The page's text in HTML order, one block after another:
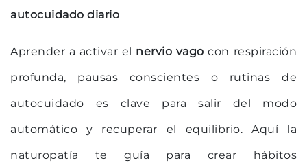
autocuidado diario
Aprender a activar el nervio vago con respiración
profunda, pausas conscientes o rutinas de
autocuidado es clave para salir del modo
automático y recuperar el equilibrio. Aquí la
naturopatía te guía para crear hábitos